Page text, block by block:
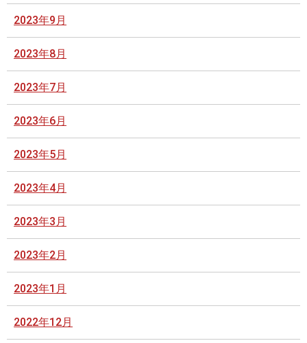
2023年9月
2023年8月
2023年7月
2023年6月
2023年5月
2023年4月
2023年3月
2023年2月
2023年1月
2022年12月